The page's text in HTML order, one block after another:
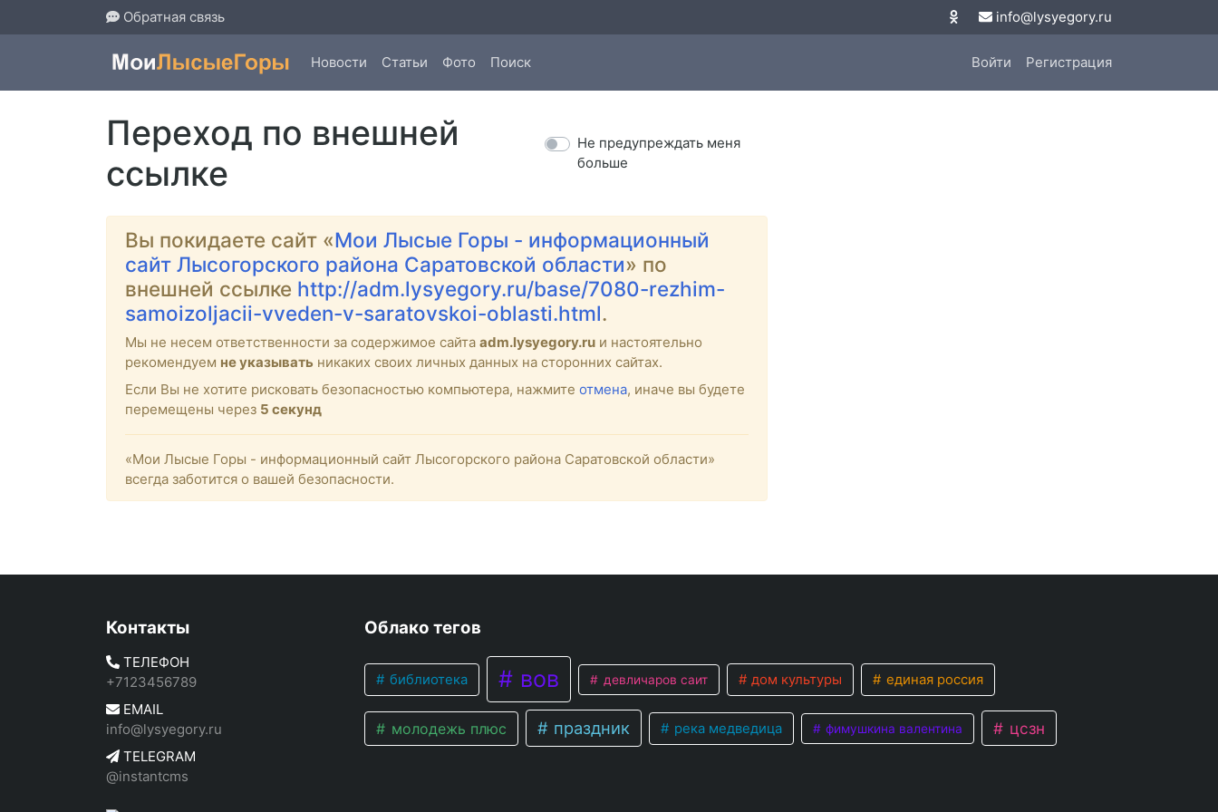
Обратная связь info@lysyegory.ru
Новости Статьи Фото Поиск Войти Регистрация
Переход по внешней
ссылке
Не предупреждать меня
больше
Вы покидаете сайт «Мои Лысые Горы - информационный
сайт Лысогорского района Саратовской области» по
внешней ссылке http://adm.lysyegory.ru/base/7080-rezhim-
samoizoljacii-vveden-v-saratovskoi-oblasti.html.
Мы не несем ответственности за содержимое сайта adm.lysyegory.ru и настоятельно
рекомендуем не указывать никаких своих личных данных на сторонних сайтах.
Если Вы не хотите рисковать безопасностью компьютера, нажмите отмена, иначе вы будете
перемещены через 4 секунд
«Мои Лысые Горы - информационный сайт Лысогорского района Саратовской области»
всегда заботится о вашей безопасности.
Контакты
ТЕЛЕФОН
+7123456789
EMAIL
info@lysyegory.ru
TELEGRAM
@instantcms
Облако тегов
библиотека вов девличаров саит дом культуры единая россия
молодежь плюс праздник река медведица фимушкина валентина цсзн